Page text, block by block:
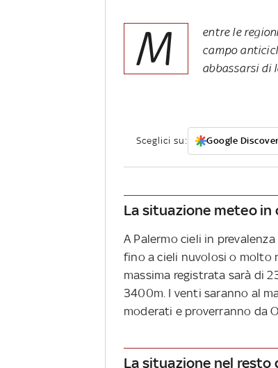
M
entre le
campo
abbassarsi di
Sceglici su: Google Discover
La situazione meteo in
A Palermo cieli in
fino a cieli nuvolosi o molto
massima registrata sarà di
3400m. I venti saranno al
moderati e proverranno da
La situazione nel resto